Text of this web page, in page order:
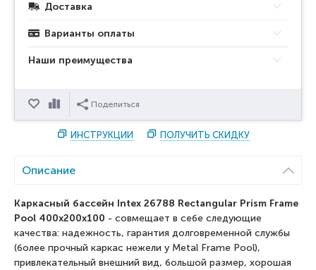
Доставка
Варианты оплаты
Наши преимущества
ОтложитьСравнитьПоделиться
ИНСТРУКЦИИ ПОЛУЧИТЬ СКИДКУ
Описание
Каркасный бассейн Intex 26788 Rectangular Prism Frame
Pool 400x200x100 - совмещает в себе следующие
качества: надежность, гарантия долговременной службы
(более прочный каркас нежели у Metal Frame Pool),
привлекательный внешний вид, большой размер, хорошая